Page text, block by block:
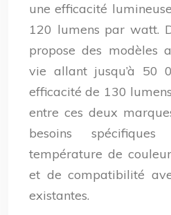
une efficacité
120 lumens par watt.
propose des modèles
vie allant jusqu’à 50
efficacité de 130
entre ces deux
besoins
température de
et de compatibilité
existantes.